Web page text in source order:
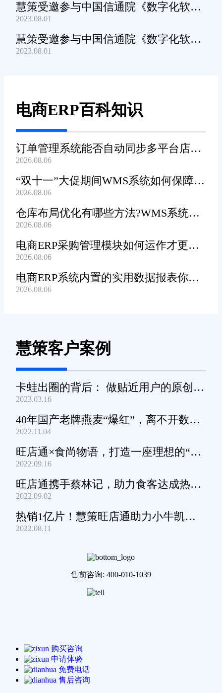
慧策受邀参与中国信通院《数字化软件
产品及服务能力》规范编制工作
2023.08.01
慧策受邀参与中国信通院《数字化软件
产品及服务能力》规范编制工作
2023.08.01
电商ERP百科知识
订单管理系统能否自动同步多平台店铺
订单?
2026.08.06
“双十一”大促期间WMS系统如何保障发
货效率?
2026.08.06
仓库布局优化有哪些方法?WMS系统能
辅助规划吗?
2026.08.06
电商ERP采购管理模块如何运作才更加
高效顺畅?
2026.08.06
电商ERP系统内置的实用数据报表你都
知道哪些?
2026.08.06
慧策客户案例
卡蛙出圈的背后： 做贴近用户的原创小
家电
2023.03.16
40年国产老牌燕麦“爆红”，离不开数字
化工具的支撑
2022.11.04
旺店通×食尚物语，打造一座理想的“零
食王国”
2022.09.16
旺店通携手蔡林记，助力食客达成热干
面自由
2022.09.02
热销1亿片！慧策旺店通助力小牛凯西
通关家庭牛排圈~
2022.08.11
售前咨询: 400-010-1039
购买咨询
申请体验
免费电话
售后咨询